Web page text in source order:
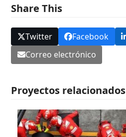
Share This
Twitter Facebook
Correo electrónico
Proyectos relacionados